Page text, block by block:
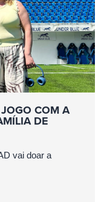
COM A
DE
vai doar a